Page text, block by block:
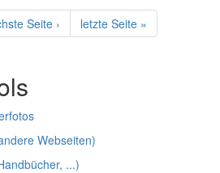
Seite › letzte Seite »
Webseiten)
...)